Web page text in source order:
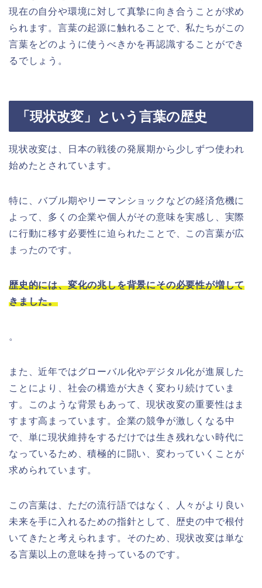
現在の自分や環境に対して真摯に向き合うことが求め
られます。言葉の起源に触れることで、私たちがこの
言葉をどのように使うべきかを再認識することができ
るでしょう。
「現状改変」という言葉の歴史
現状改変は、日本の戦後の発展期から少しずつ使われ
始めたとされています。
特に、バブル期やリーマンショックなどの経済危機に
よって、多くの企業や個人がその意味を実感し、実際
に行動に移す必要性に迫られたことで、この言葉が広
まったのです。
歴史的には、変化の兆しを背景にその必要性が増して
きました。
。
また、近年ではグローバル化やデジタル化が進展した
ことにより、社会の構造が大きく変わり続けていま
す。このような背景もあって、現状改変の重要性はま
すます高まっています。企業の競争が激しくなる中
で、単に現状維持をするだけでは生き残れない時代に
なっているため、積極的に闘い、変わっていくことが
求められています。
この言葉は、ただの流行語ではなく、人々がより良い
未来を手に入れるための指針として、歴史の中で根付
いてきたと考えられます。そのため、現状改変は単な
る言葉以上の意味を持っているのです。